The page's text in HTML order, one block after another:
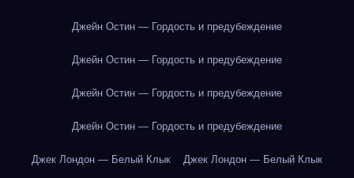
Джейн Остин — Гордость и предубеждение
Джейн Остин — Гордость и предубеждение
Джейн Остин — Гордость и предубеждение
Джейн Остин — Гордость и предубеждение
Джек Лондон — Белый Клык Джек Лондон — Белый Клык